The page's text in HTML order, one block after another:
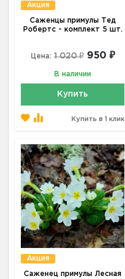
Акция
Саженцы примулы Тед
Робертс - комплект 5 шт.
Цена: 1 020 ₽ 950 ₽
В наличии
Купить
Купить в 1 клик
Акция
Саженец примулы Лесная